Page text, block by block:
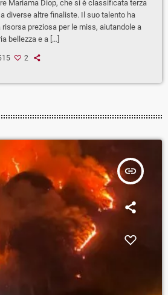
Mariama Diop, che si è classificata terza
diverse altre finaliste. Il suo talento ha
preziosa per le miss, aiutandole a
bellezza e a […]
2
insert_link